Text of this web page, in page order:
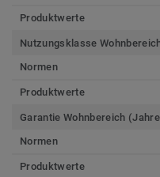
Produktwerte
Nutzungsklasse
Normen
Produktwerte
Garantie Wohnbereich
Normen
Produktwerte